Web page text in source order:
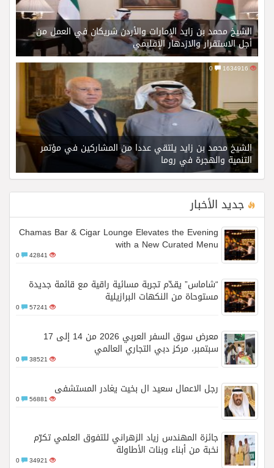
الشيخ محمد بن زايد الإمارات والأردن شريكان في العمل من
أجل الاستقرار والازدهار الإقليمي
الشيخ محمد بن زايد يلتقي عددا من المشاركين في مؤتمر
التنمية والهجرة في روما
جديد الأخبار
Chamas Bar & Cigar Lounge Elevates the Evening
with a New Curated Menu
42841
“شاماس” يقدّم تجربة مسائية راقية مع قائمة جديدة
مستوحاة من النكهات البرازيلية
57241
معرض سوق السفر العربي 2026 من 14 إلى 17
سبتمبر، مركز دبي التجاري العالمي
38521
رجل الاعمال سعيد ال بخيت يغادر المستشفى
56881
جائزة المهندس زياد الزهراني للتفوق العلمي تكرّم
نخبة من أبناء وبنات الأطاولة
34921